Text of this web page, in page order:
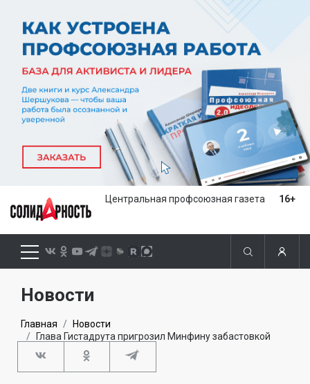
Центральная профсоюзная газета 16+
Новости
Главная
Новости
Глава Гистадрута пригрозил Минфину забастовкой